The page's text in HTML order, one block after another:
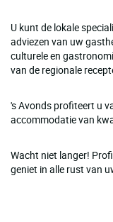
U kunt de lokale
adviezen van uw
culturele en
van de regionale
's Avonds profiteert u
accommodatie van
Wacht niet langer!
geniet in alle rust van